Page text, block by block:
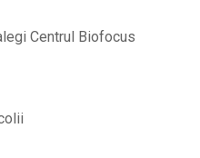
Centrul Biofocus